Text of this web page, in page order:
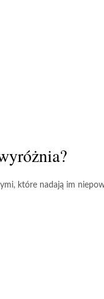
które nadają im